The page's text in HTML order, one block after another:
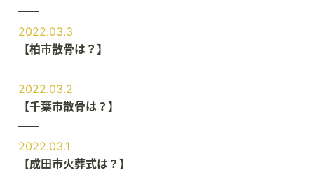
2022.03.3
【柏市散骨は？】
2022.03.2
【千葉市散骨は？】
2022.03.1
【成田市火葬式は？】